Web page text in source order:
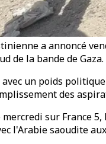
a annoncé
de la bande de
avec un poids
des
sur France
l'Arabie saoudite